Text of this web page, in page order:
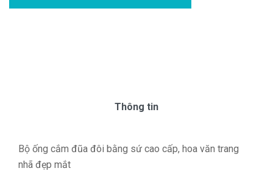
Thông tin
Bộ ống cắm đũa đôi bằng sứ cao cấp, hoa văn trang
nhã đẹp mắt